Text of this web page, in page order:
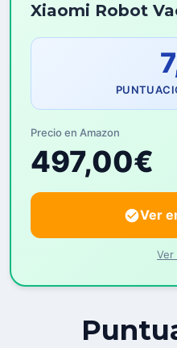
Xiaomi Robot
Precio en Amazon
497,00€
Ver
Ver